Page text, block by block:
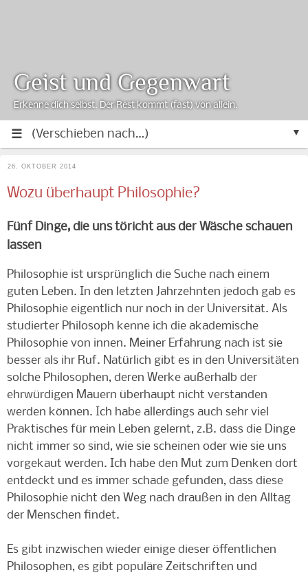
▼
Geist und Gegenwart
Erkenne dich selbst. Der Rest kommt (fast) von allein.
26. OKTOBER 2014
Wozu überhaupt Philosophie?
Fünf Dinge, die uns töricht aus der Wäsche schauen
lassen
Philosophie ist ursprünglich die Suche nach einem
guten Leben. In den letzten Jahrzehnten jedoch gab es
Philosophie eigentlich nur noch in der Universität. Als
studierter Philosoph kenne ich die akademische
Philosophie von innen. Meiner Erfahrung nach ist sie
besser als ihr Ruf. Natürlich gibt es in den Universitäten
solche Philosophen, deren Werke außerhalb der
ehrwürdigen Mauern überhaupt nicht verstanden
werden können. Ich habe allerdings auch sehr viel
Praktisches für mein Leben gelernt, z.B. dass die Dinge
nicht immer so sind, wie sie scheinen oder wie sie uns
vorgekaut werden. Ich habe den Mut zum Denken dort
entdeckt und es immer schade gefunden, dass diese
Philosophie nicht den Weg nach draußen in den Alltag
der Menschen findet.
Es gibt inzwischen wieder einige dieser öffentlichen
Philosophen, es gibt populäre Zeitschriften und